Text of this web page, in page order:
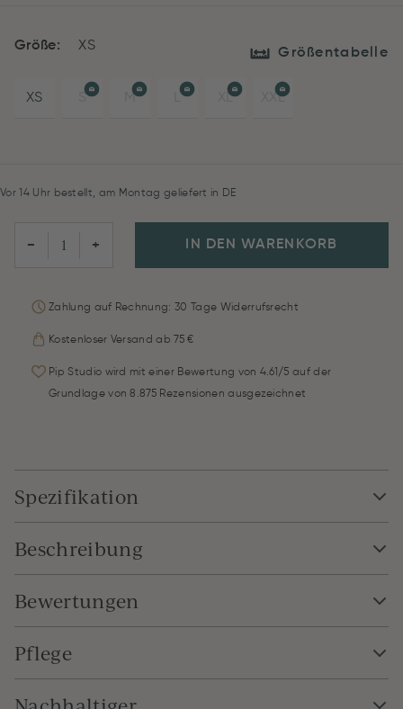
Größe: XS Größentabelle
XS S M L XL XXL
Vor 14 Uhr bestellt, am Montag geliefert in DE
− + IN DEN WARENKORB
Zahlung auf Rechnung: 30 Tage Widerrufsrecht
Kostenloser Versand ab 75 €
Pip Studio wird mit einer Bewertung von 4.61/5 auf der
Grundlage von 8.875 Rezensionen ausgezeichnet
Spezifikation
Beschreibung
Bewertungen
Pflege